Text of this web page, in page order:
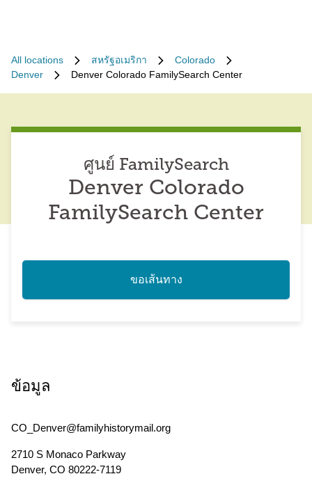
All locations สหรัฐอเมริกา
Colorado
Denver
Denver Colorado FamilySearch Center
ศูนย์ FamilySearch
Denver Colorado
FamilySearch Center
ขอเส้นทาง
ข้อมูล
CO_Denver@familyhistorymail.org
2710 S Monaco Parkway
Denver, CO 80222-7119